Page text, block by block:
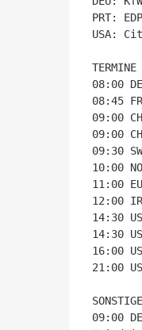
PRT:
USA:
TERMINE
08:00
08:45
09:00
09:00
09:30
10:00
11:00
12:00
14:30
14:30
16:00
21:00
09:00